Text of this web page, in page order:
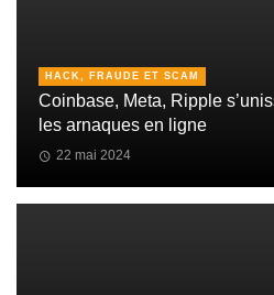
HACK, FRAUDE ET SCAM
Coinbase, Meta, Ripple
les arnaques en ligne
22 mai 2024